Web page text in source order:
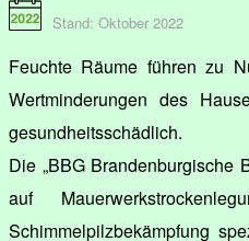
Stand: Oktober 2022
Feuchte Räume führen zu
Wertminderungen des
gesundheitsschädlich.
Die „BBG Brandenburgische
auf
Schimmelpilzbekämpfung